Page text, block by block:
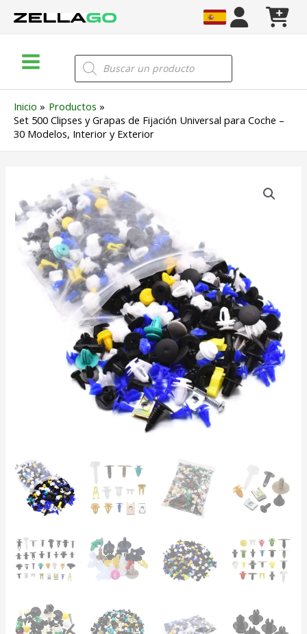
Menu
Búsqueda
de
productos
Inicio
Productos
Set 500 Clipses y Grapas de Fijación Universal para Coche –
30 Modelos, Interior y Exterior
Clipses
y
Grapas
Fijación
Universal